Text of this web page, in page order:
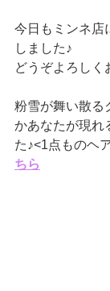
今日もミンネ店
しました♪
どうぞよろしく
粉雪が舞い散る
かあなたが現れ
た♪<1点もの
ちら